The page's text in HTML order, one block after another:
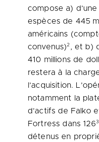
compose a)
espèces de 445
américains
convenus)2 , et b)
410 millions de
restera à la
l’acquisition.
notamment la
d’actifs de Falko
Fortress dans 1263
détenus en